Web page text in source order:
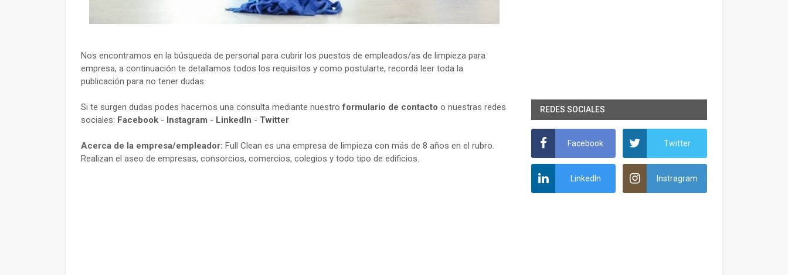
Nos encontramos en la búsqueda de personal para cubrir los puestos de empleados/as de limpieza para
empresa, a continuación te detallamos todos los requisitos y como postularte, recordá leer toda la
publicación para no tener dudas.
Si te surgen dudas podes hacernos una consulta mediante nuestroformulario de contacto o nuestras redes
sociales: Facebook - Instagram - LinkedIn - Twitter
Acerca de la empresa/empleador: Full Clean es una empresa de limpieza con más de 8 años en el rubro.
Realizan el aseo de empresas, consorcios, comercios, colegios y todo tipo de edificios.
REDES SOCIALES
Facebook Twitter
LinkedIn Instragram